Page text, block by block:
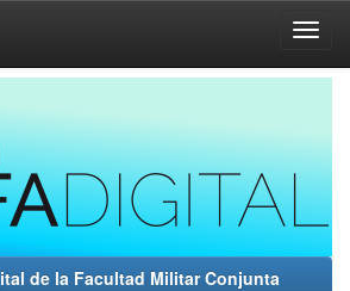
de la Facultad Militar Conjunta